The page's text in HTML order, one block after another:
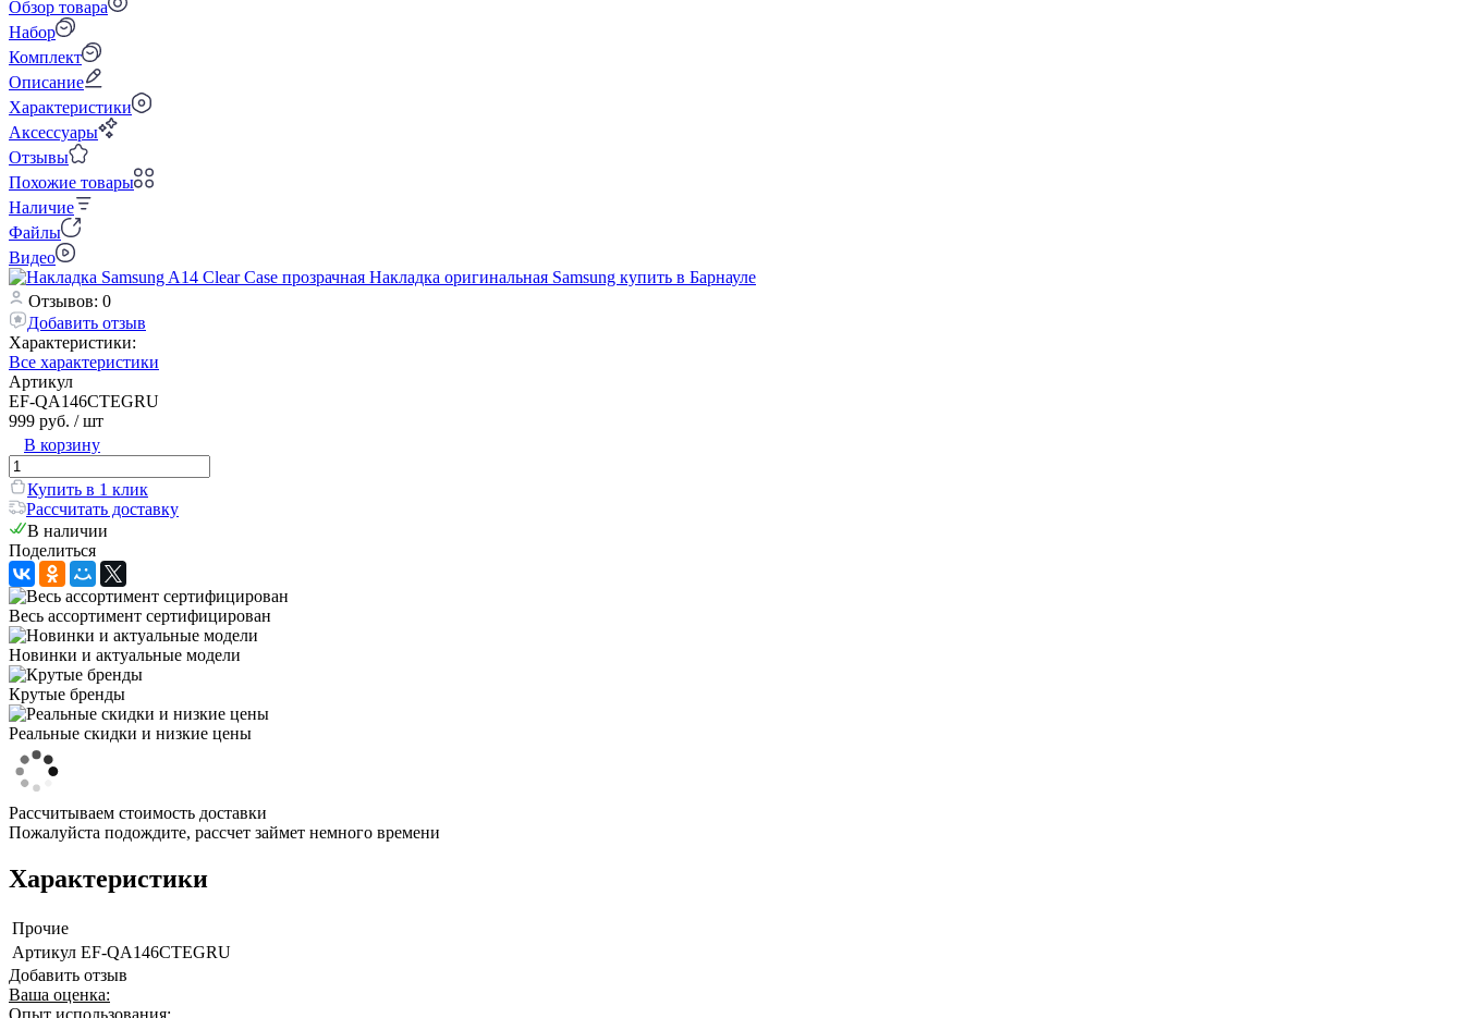
Обзор товара
Набор
Комплект
Описание
Характеристики
Аксессуары
Отзывы
Похожие товары
Наличие
Файлы
Видео
Отзывов: 0
Добавить отзыв
Характеристики:
Все характеристики
Артикул
EF-QA146CTEGRU
999 руб. / шт
В корзину
Купить в 1 клик
Рассчитать доставку
В наличии
Поделиться
Весь ассортимент сертифицирован
Новинки и актуальные модели
Крутые бренды
Реальные скидки и низкие цены
Рассчитываем стоимость доставки
Пожалуйста подождите, рассчет займет немного времени
Характеристики
Прочие
Артикул EF-QA146CTEGRU
Добавить отзыв
Ваша оценка:
Опыт использования: